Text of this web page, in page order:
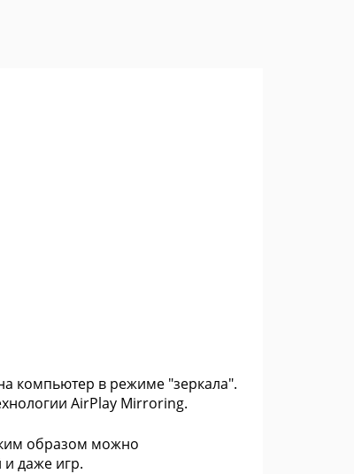
компьютер в режиме "зеркала".
AirPlay Mirroring.
образом можно
даже игр.